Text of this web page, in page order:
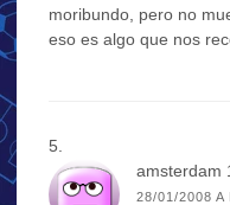
moribundo, pero no
eso es algo que nos
amsterdam
28/01/2008 A